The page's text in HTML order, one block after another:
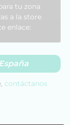
tu zona
a la store
enlace:
contáctanos